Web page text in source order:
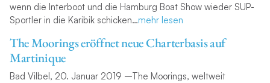
wenn die Interboot und die Hamburg Boat Show wieder SUP-
Sportler in die Karibik schicken…mehr lesen
The Moorings eröffnet neue Charterbasis auf
Martinique
Bad Vilbel, 20. Januar 2019 –The Moorings, weltweit